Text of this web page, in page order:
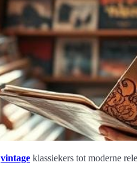
vintage klassiekers tot moderne